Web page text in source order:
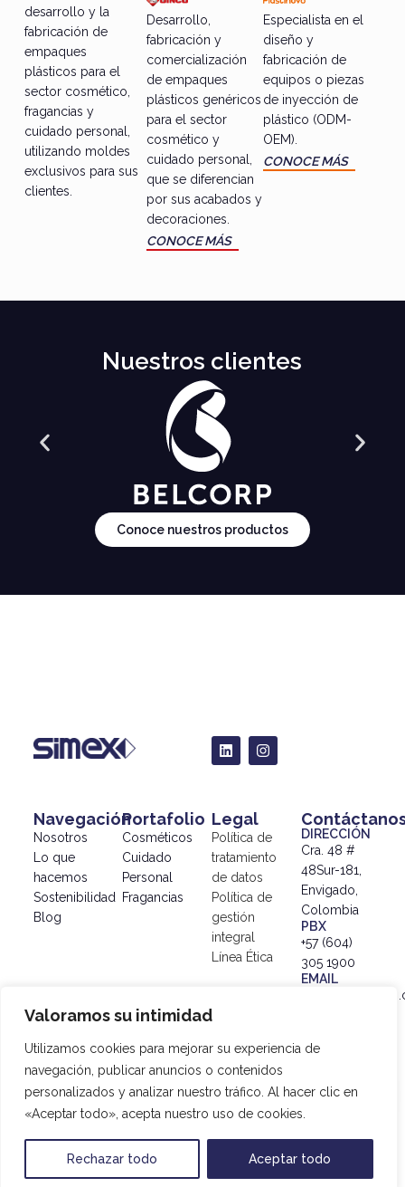
Valoramos su intimidad
Utilizamos cookies para mejorar su experiencia de
navegación, publicar anuncios o contenidos
personalizados y analizar nuestro tráfico. Al hacer clic en
«Aceptar todo», acepta nuestro uso de cookies.
Rechazar todo Aceptar todo
desarrollo y la
fabricación de
empaques
plásticos para el
sector cosmético,
fragancias y
cuidado personal,
utilizando moldes
exclusivos para sus
clientes.
Desarrollo,
fabricación y
comercialización
de empaques
plásticos genéricos
para el sector
cosmético y
cuidado personal,
que se diferencian
por sus acabados y
decoraciones.
CONOCE MÁS
Especialista en el
diseño y
fabricación de
equipos o piezas
de inyección de
plástico (ODM-
OEM).
CONOCE MÁS
Nuestros clientes
Conoce nuestros productos
Navegación
Nosotros
Lo que
hacemos
Sostenibilidad
Blog
Portafolio
Cosméticos
Cuidado
Personal
Fragancias
Legal
Política de
tratamiento
de datos
Política de
gestión
integral
Línea Ética
DIRECCIÓN
Cra. 48 #
48Sur-181,
Envigado,
Colombia
PBX
+57 (604)
305 1900
EMAIL
Política de
de datos|
Desarrollado
20SAgencia